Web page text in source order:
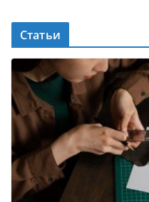
Статьи